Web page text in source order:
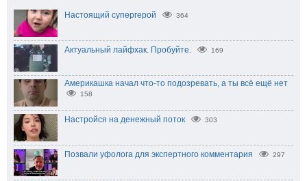
Настоящий супергерой 364
Актуальный лайфхак. Пробуйте. 169
Америкашка начал что-то подозревать, а ты всё ещё нет
158
Настройся на денежный поток 303
Позвали уфолога для экспертного комментария 297